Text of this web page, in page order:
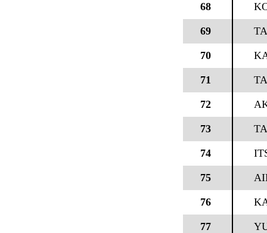
68
69
70
71
72
73
74
75
76
77